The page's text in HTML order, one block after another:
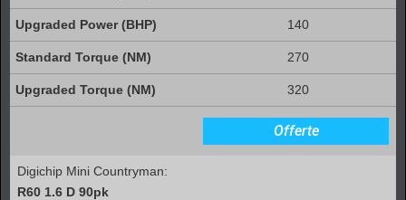
140
270
320
Offerte
Digichip Mini Countryman:
R60 1.6 D 90pk